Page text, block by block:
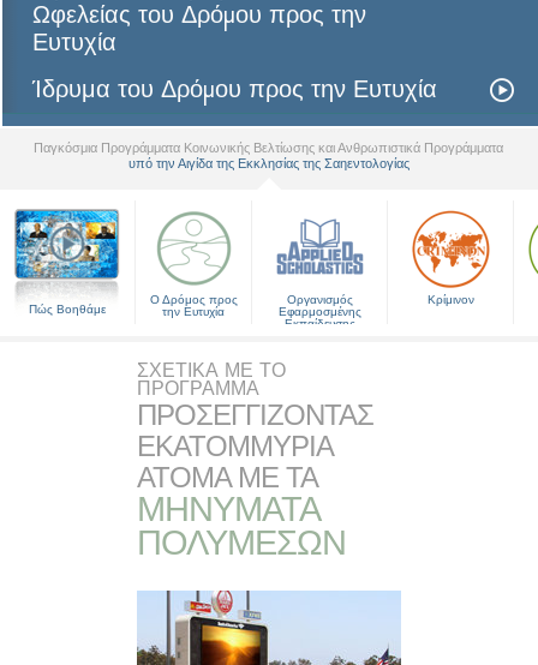
Ωφελείας του Δρόµου προς την
Ευτυχία
Ίδρυμα του Δρόµου προς την Ευτυχία
Παγκόσμια Προγράμματα Κοινωνικής Βελτίωσης και Ανθρωπιστικά Προγράμματα
υπό την Αιγίδα της Εκκλησίας της Σαηεντολογίας
Πώς Βοηθάμε
Ο Δρόμος προς
την Ευτυχία
Οργανισμός
Εφαρμοσμένης
Εκπαίδευσης
Κρίμινον
ΣΧΕΤΙΚΑ ΜΕ ΤΟ
ΠΡΟΓΡΑΜΜΑ
ΠΡΟΣΕΓΓΙΖΟΝΤΑΣ
ΕΚΑΤΟΜΜΥΡΙΑ
ΑΤΟΜΑ ΜΕ ΤΑ
ΜΗΝΥΜΑΤΑ
ΠΟΛΥΜΕΣΩΝ